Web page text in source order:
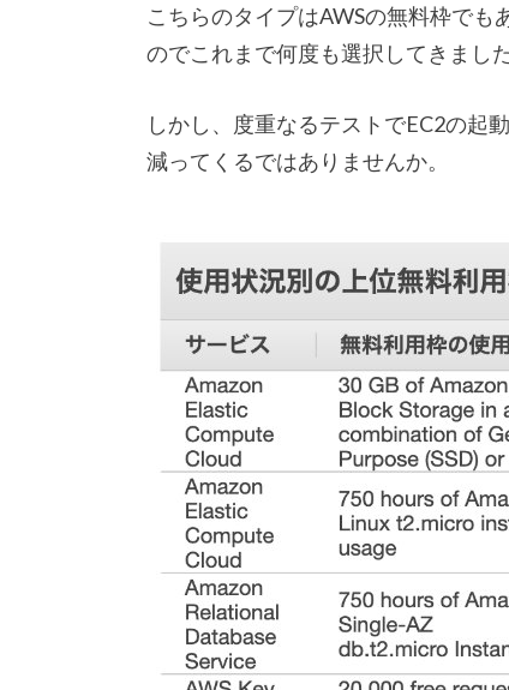
こちらのタイプはAWSの無料枠で
のでこれまで何度も選択してきまし
しかし、度重なるテストでEC2の起
減ってくるではありませんか。